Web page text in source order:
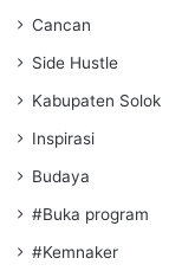
Cancan
Side Hustle
Kabupaten Solok
Inspirasi
Budaya
#Buka program
#Kemnaker